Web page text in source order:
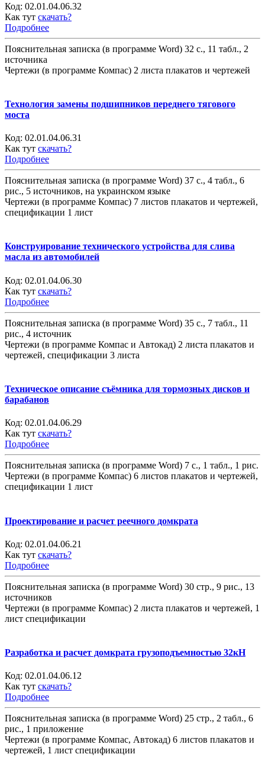
Код: 02.01.04.06.32
Как тут скачать?
Подробнее
Пояснительная записка (в программе Word) 32 с., 11 табл., 2
источника
Чертежи (в программе Компас) 2 листа плакатов и чертежей
Технология замены подшипников переднего тягового
моста
Код: 02.01.04.06.31
Как тут скачать?
Подробнее
Пояснительная записка (в программе Word) 37 с., 4 табл., 6
рис., 5 источников, на украинском языке
Чертежи (в программе Компас) 7 листов плакатов и чертежей,
спецификации 1 лист
Конструирование технического устройства для слива
масла из автомобилей
Код: 02.01.04.06.30
Как тут скачать?
Подробнее
Пояснительная записка (в программе Word) 35 с., 7 табл., 11
рис., 4 источник
Чертежи (в программе Компас и Автокад) 2 листа плакатов и
чертежей, спецификации 3 листа
Техническое описание съёмника для тормозных дисков и
барабанов
Код: 02.01.04.06.29
Как тут скачать?
Подробнее
Пояснительная записка (в программе Word) 7 с., 1 табл., 1 рис.
Чертежи (в программе Компас) 6 листов плакатов и чертежей,
спецификации 1 лист
Проектирование и расчет реечного домкрата
Код: 02.01.04.06.21
Как тут скачать?
Подробнее
Пояснительная записка (в программе Word) 30 стр., 9 рис., 13
источников
Чертежи (в программе Компас) 2 листа плакатов и чертежей, 1
лист спецификации
Разработка и расчет домкрата грузоподъемностью 32кН
Код: 02.01.04.06.12
Как тут скачать?
Подробнее
Пояснительная записка (в программе Word) 25 стр., 2 табл., 6
рис., 1 приложение
Чертежи (в программе Компас, Автокад) 6 листов плакатов и
чертежей, 1 лист спецификации